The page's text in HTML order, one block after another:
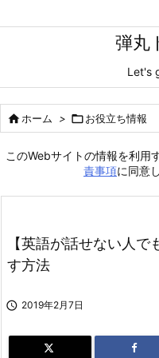
弾丸
Let's
ホーム > お役立ち情報
このWebサイトの情報を利用
責事項に同意
【英語が話せない人
す方法
 2019年2月7日